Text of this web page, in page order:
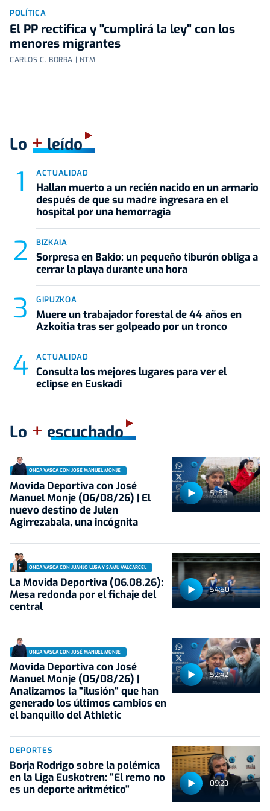
POLÍTICA
El PP rectifica y "cumplirá la ley" con los
menores migrantes
CARLOS C. BORRA | NTM
Lo +leído
ACTUALIDAD
Hallan muerto a un recién nacido en un armario
después de que su madre ingresara en el
hospital por una hemorragia
BIZKAIA
Sorpresa en Bakio: un pequeño tiburón obliga a
cerrar la playa durante una hora
GIPUZKOA
Muere un trabajador forestal de 44 años en
Azkoitia tras ser golpeado por un tronco
ACTUALIDAD
Consulta los mejores lugares para ver el
eclipse en Euskadi
Lo + escuchado
51:59
ONDA VASCA CON JOSÉ MANUEL MONJE
Movida Deportiva con José
Manuel Monje (06/08/26) | El
nuevo destino de Julen
Agirrezabala, una incógnita
54:50
ONDA VASCA CON JUANJO LUSA Y SAMU VALCÁRCEL
La Movida Deportiva (06.08.26):
Mesa redonda por el fichaje del
central
52:42
ONDA VASCA CON JOSÉ MANUEL MONJE
Movida Deportiva con José
Manuel Monje (05/08/26) |
Analizamos la "ilusión" que han
generado los últimos cambios en
el banquillo del Athletic
09:23
DEPORTES
Borja Rodrigo sobre la polémica
en la Liga Euskotren: "El remo no
es un deporte aritmético"